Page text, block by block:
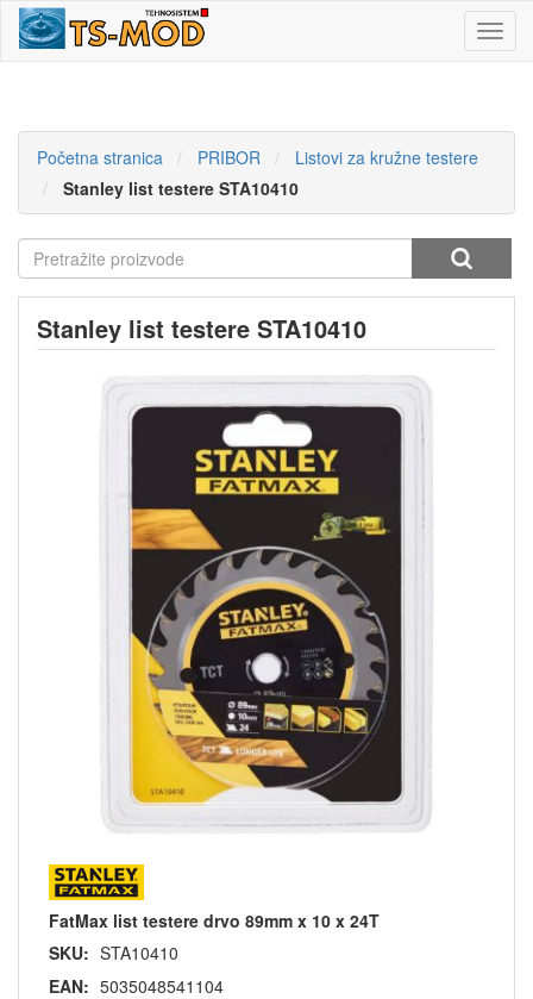
Početna stranica PRIBOR
Listovi za kružne testere
Stanley list testere STA10410
Stanley list testere STA10410
FatMax list testere drvo 89mm x 10 x 24T
SKU: STA10410
EAN: 5035048541104